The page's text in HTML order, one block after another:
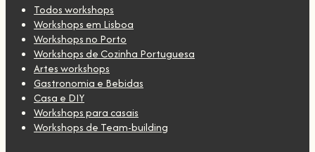
Todos workshops
Workshops em Lisboa
Workshops no Porto
Workshops de Cozinha Portuguesa
Artes workshops
Gastronomia e Bebidas
Casa e DIY
Workshops para casais
Workshops de Team-building